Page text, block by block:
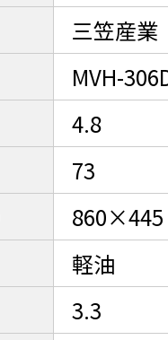
三笠産業
MVH-
4.8
73
860×445
軽油
3.3